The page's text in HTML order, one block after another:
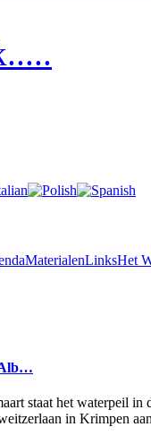
MaterialenLinksHet
Alb…
staat het waterpeil in
in Krimpen